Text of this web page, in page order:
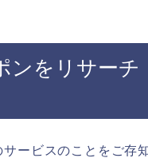
ンをリサーチ
ービスのことをご存